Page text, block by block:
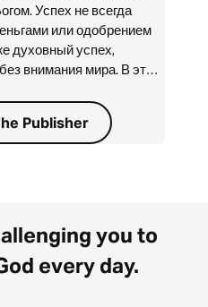
Успех не всегда
или одобрением
духовный успех,
внимания мира. В этом
на
что такое
Бога, как служить Богу
Сердце важнее
состояние важнее
план поможет вам
настоящий баланс и как
ориентируясь на Его
Publisher
you to
every day.